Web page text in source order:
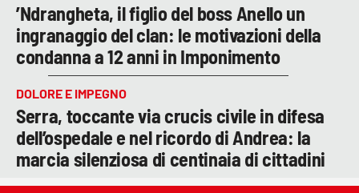
’Ndrangheta, il figlio del boss Anello un
ingranaggio del clan: le motivazioni della
condanna a 12 anni in Imponimento
DOLORE E IMPEGNO
Serra, toccante via crucis civile in difesa
dell’ospedale e nel ricordo di Andrea: la
marcia silenziosa di centinaia di cittadini